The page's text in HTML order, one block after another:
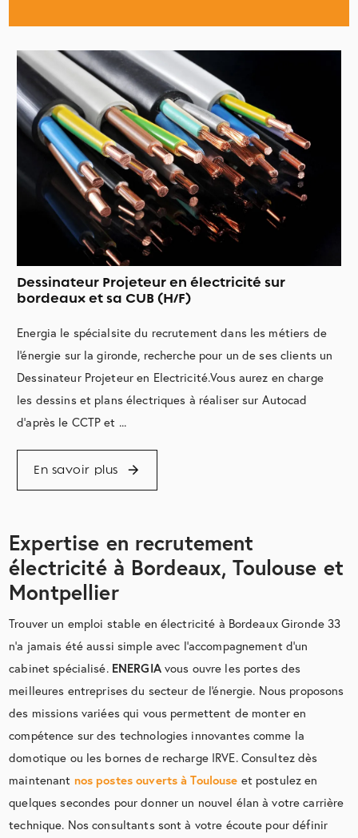
Dessinateur Projeteur en électricité sur
bordeaux et sa CUB (H/F)
Energia le spécialsite du recrutement dans les métiers de
l'énergie sur la gironde, recherche pour un de ses clients un
Dessinateur Projeteur en Electricité.Vous aurez en charge
les dessins et plans électriques à réaliser sur Autocad
d'après le CCTP et ...
En savoir plus
Expertise en recrutement
électricité à Bordeaux, Toulouse et
Montpellier
Trouver un emploi stable en électricité à Bordeaux Gironde 33
n'a jamais été aussi simple avec l'accompagnement d'un
cabinet spécialisé. ENERGIAvous ouvre les portes des
meilleures entreprises du secteur de l'énergie. Nous proposons
des missions variées qui vous permettent de monter en
compétence sur des technologies innovantes comme la
domotique ou les bornes de recharge IRVE. Consultez dès
maintenant nos postes ouverts à Toulouse et postulez en
quelques secondes pour donner un nouvel élan à votre carrière
technique. Nos consultants sont à votre écoute pour définir